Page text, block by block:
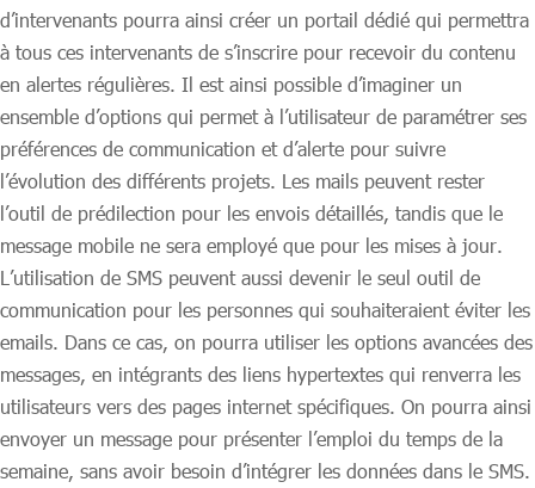
d’intervenants pourra ainsi créer un portail dédié qui permettra
à tous ces intervenants de s’inscrire pour recevoir du contenu
en alertes régulières. Il est ainsi possible d’imaginer un
ensemble d’options qui permet à l’utilisateur de paramétrer ses
préférences de communication et d’alerte pour suivre
l’évolution des différents projets. Les mails peuvent rester
l’outil de prédilection pour les envois détaillés, tandis que le
message mobile ne sera employé que pour les mises à jour.
L’utilisation de SMS peuvent aussi devenir le seul outil de
communication pour les personnes qui souhaiteraient éviter les
emails. Dans ce cas, on pourra utiliser les options avancées des
messages, en intégrants des liens hypertextes qui renverra les
utilisateurs vers des pages internet spécifiques. On pourra ainsi
envoyer un message pour présenter l’emploi du temps de la
semaine, sans avoir besoin d’intégrer les données dans le SMS.